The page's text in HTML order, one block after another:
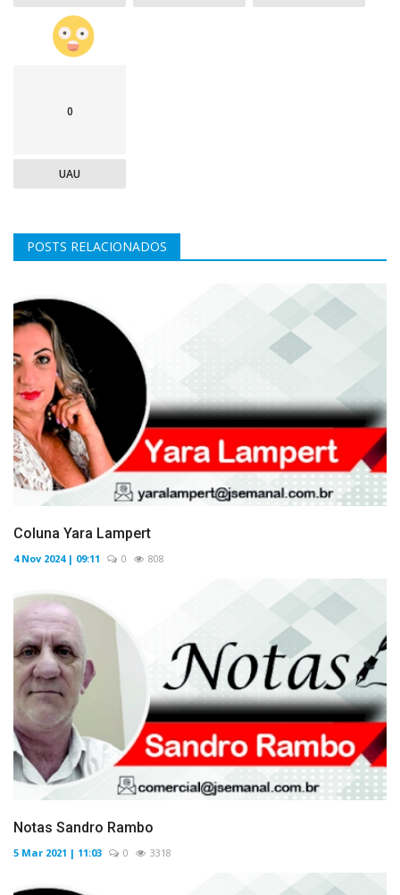
0
UAU
POSTS RELACIONADOS
Coluna Yara Lampert
4 Nov 2024 | 09:11 0 808
Notas Sandro Rambo
5 Mar 2021 | 11:03 0 3318